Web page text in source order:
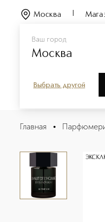
Ваш город
Москва
Выбрать другой
Москва
LA NUIT DE L`HOMME
Описание
Главная •